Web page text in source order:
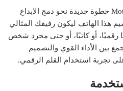
يُعدّ هاتف Motorola Edge 60 Stylus خطوة جديدة نحو دمج الإبداع
هذا الهاتف ليكون رفيقك المثالي
رقميًا، أو كاتبًا، أو حتى مجرد شخص
بين الأداء القوي والتصميم
تجربة استخدام القلم الرقمي.